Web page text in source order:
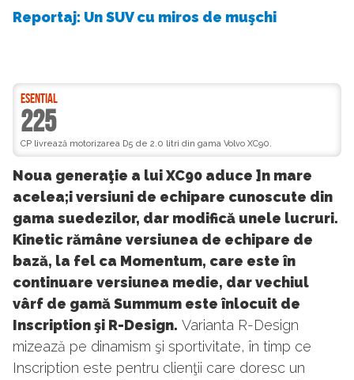
Reportaj: Un SUV cu miros de muşchi
ESENTIAL
225
CP livrează motorizarea D5 de 2.0 litri din gama Volvo XC90.
Noua generaţie a lui XC90 aduce ]n mare
acelea;i versiuni de echipare cunoscute din
gama suedezilor, dar modifică unele lucruri.
Kinetic rămâne versiunea de echipare de
bază, la fel ca Momentum, care este în
continuare versiunea medie, dar vechiul
vârf de gamă Summum este înlocuit de
Inscription şi R-Design. Varianta R-Design
mizează pe dinamism şi sportivitate, în timp ce
Inscription este pentru clienţii care doresc un